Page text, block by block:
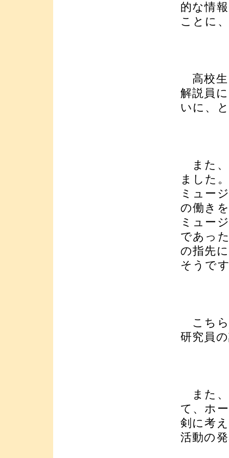
的な情
ことに
高校生
解説員
いに、
また、
ました
ミュー
の働き
ミュー
であっ
の指先
そうで
こちら
研究員
また、
て、ホ
剣に考
活動の